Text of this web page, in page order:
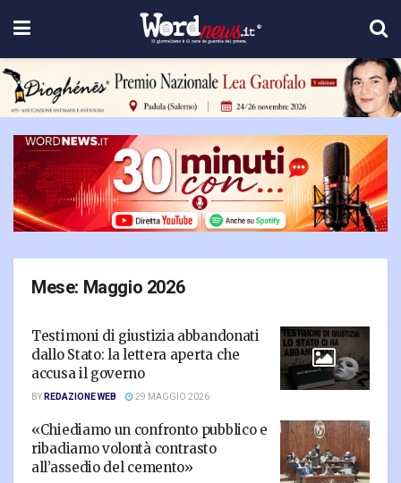
Mese: Maggio 2026
Testimoni di giustizia abbandonati
dallo Stato: la lettera aperta che
accusa il governo
BYREDAZIONE WEB 29 MAGGIO 2026
«Chiediamo un confronto pubblico e
ribadiamo volontà contrasto
all’assedio del cemento»